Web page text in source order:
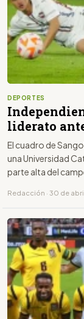
DEPORTES
liderato
El cuadro de
una Universidad
parte alta del
Redacción · 30 de